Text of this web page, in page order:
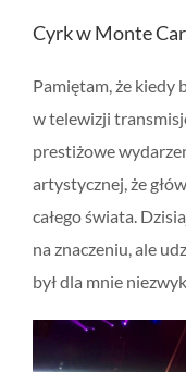
Cyrk w Monte
Pamiętam, że kiedy
w telewizji
prestiżowe
artystycznej, że
całego świata.
na znaczeniu, ale
był dla mnie